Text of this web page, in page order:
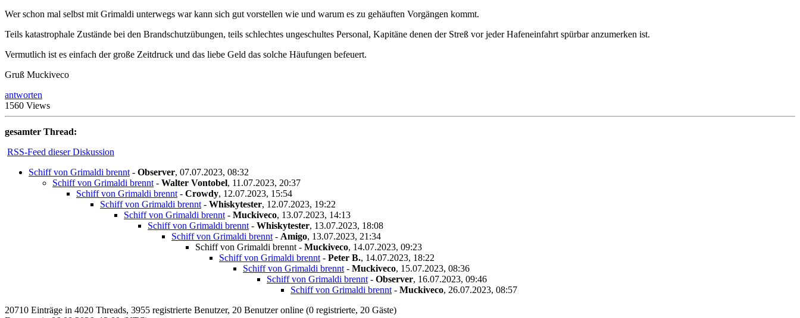
Wer schon mal selbst mit Grimaldi unterwegs war kann sich gut vorstellen wie und warum es zu gehäuften Vorgängen kommt.
Teils katastrophale Zustände bei den Brandschutzübungen, teils schlechtes ungeschultes Personal, Kapitäne denen der Streß vor jeder Hafeneinfahrt spürbar anzumerken ist.
Vermutlich ist es einfach der große Zeitdruck und das liebe Geld das solche Häufungen befeuert.
Gruß Muckiveco
antworten
1560 Views
gesamter Thread:
RSS-Feed dieser Diskussion
Schiff von Grimaldi brennt - Observer, 07.07.2023, 08:32
Schiff von Grimaldi brennt - Walter Vontobel, 11.07.2023, 20:37
Schiff von Grimaldi brennt - Crowdy, 12.07.2023, 15:54
Schiff von Grimaldi brennt - Whiskytester, 12.07.2023, 19:22
Schiff von Grimaldi brennt - Muckiveco, 13.07.2023, 14:13
Schiff von Grimaldi brennt - Whiskytester, 13.07.2023, 18:08
Schiff von Grimaldi brennt - Amigo, 13.07.2023, 21:34
Schiff von Grimaldi brennt - Muckiveco, 14.07.2023, 09:23
Schiff von Grimaldi brennt - Peter B., 14.07.2023, 18:22
Schiff von Grimaldi brennt - Muckiveco, 15.07.2023, 08:36
Schiff von Grimaldi brennt - Observer, 16.07.2023, 09:46
Schiff von Grimaldi brennt - Muckiveco, 26.07.2023, 08:57
20710 Einträge in 4020 Threads, 3955 registrierte Benutzer, 20 Benutzer online (0 registrierte, 20 Gäste)